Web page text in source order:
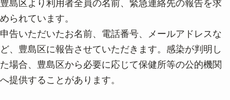
豊島区より利用者全員の名前、緊急連絡先の報告を求
められています。
申告いただいたお名前、電話番号、メールアドレスな
ど、豊島区に報告させていただきます。感染が判明し
た場合、豊島区から必要に応じて保健所等の公的機関
へ提供することがあります。